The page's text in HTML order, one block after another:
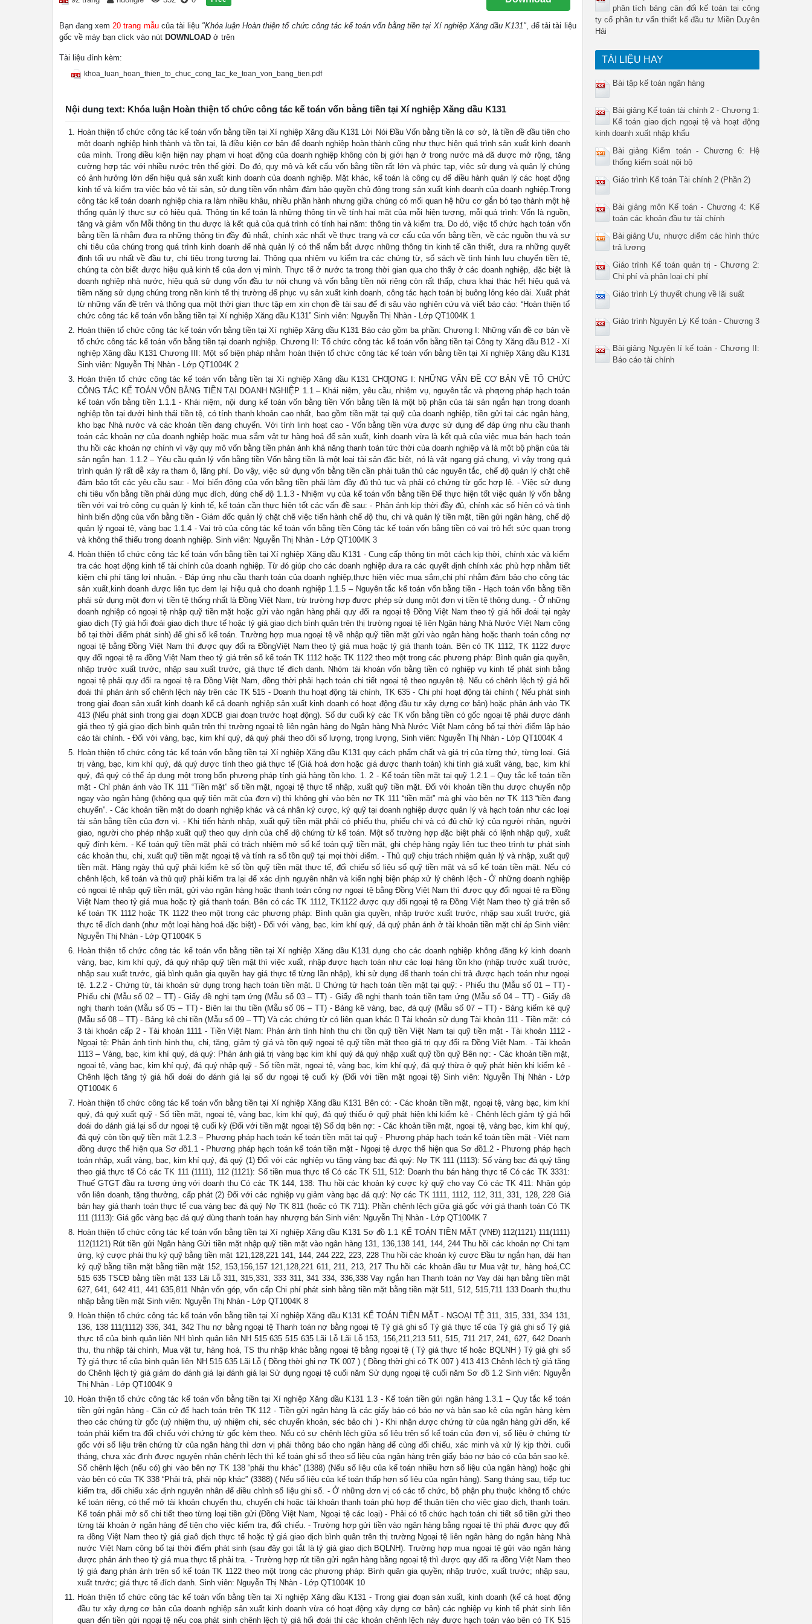
Bạn đang xem20 trang mẫucủa tài liệu "Khóa luận Hoàn thiện tổ chức công tác kế toán vốn bằng tiền tại Xí nghiệp Xăng dầu K131", để tải tài liệu
gốc về máy bạn click vào nút DOWNLOAD ở trên
Tài liệu đính kèm:
khoa_luan_hoan_thien_to_chuc_cong_tac_ke_toan_von_bang_tien.pdf
Nội dung text: Khóa luận Hoàn thiện tổ chức công tác kế toán vốn bằng tiền tại Xí nghiệp Xăng dầu K131
Hoàn thiện tổ chức công tác kế toán vốn bằng tiền tại Xí nghiệp Xăng dầu K131 Lời Nói Đầu Vốn bằng tiền là cơ sở, là tiền đề đầu tiên cho
một doanh nghiệp hình thành và tồn tại, là điều kiện cơ bản để doanh nghiệp hoàn thành cũng như thực hiện quá trình sản xuất kinh doanh
của mình. Trong điều kiện hiện nay phạm vi hoạt động của doanh nghiệp không còn bị giới hạn ở trong nước mà đã được mở rộng, tăng
cường hợp tác với nhiều nước trên thế giới. Do đó, quy mô và kết cấu vốn bằng tiền rất lớn và phức tạp, việc sử dụng và quản lý chúng
có ảnh hưởng lớn đến hiệu quả sản xuất kinh doanh của doanh nghiệp. Mặt khác, kế toán là công cụ để điều hành quản lý các hoạt động
kinh tế và kiểm tra việc bảo vệ tài sản, sử dụng tiền vốn nhằm đảm bảo quyền chủ động trong sản xuất kinh doanh của doanh nghiệp.Trong
công tác kế toán doanh nghiệp chia ra làm nhiều khâu, nhiều phần hành nhưng giữa chúng có mối quan hệ hữu cơ gắn bó tạo thành một hệ
thống quản lý thực sự có hiệu quả. Thông tin kế toán là những thông tin về tính hai mặt của mỗi hiện tượng, mỗi quá trình: Vốn là nguồn,
tăng và giảm vốn Mỗi thông tin thu được là kết quả của quá trình có tính hai năm: thông tin và kiểm tra. Do đó, việc tổ chức hạch toán vốn
bằng tiền là nhằm đưa ra những thông tin đầy đủ nhất, chính xác nhất về thực trạng và cơ cấu của vốn bằng tiền, về các nguồn thu và sự
chi tiêu của chúng trong quá trình kinh doanh để nhà quản lý có thể nắm bắt được những thông tin kinh tế cần thiết, đưa ra những quyết
định tối ưu nhất về đầu tư, chi tiêu trong tương lai. Thông qua nhiệm vụ kiểm tra các chứng từ, sổ sách về tình hình lưu chuyển tiền tệ,
chúng ta còn biết được hiệu quả kinh tế của đơn vị mình. Thực tế ở nước ta trong thời gian qua cho thấy ở các doanh nghiệp, đặc biệt là
doanh nghiệp nhà nước, hiệu quả sử dụng vốn đầu tư nói chung và vốn bằng tiền nói riêng còn rất thấp, chưa khai thác hết hiệu quả và
tiềm năng sử dụng chúng trong nền kinh tế thị trường để phục vụ sản xuất kinh doanh, công tác hạch toán bị buông lỏng kéo dài. Xuất phát
từ những vấn đề trên và thông qua một thời gian thực tập em xin chọn đề tài sau để đi sâu vào nghiên cứu và viết báo cáo: “Hoàn thiện tổ
chức công tác kế toán vốn bằng tiền tại Xí nghiệp Xăng dầu K131” Sinh viên: Nguyễn Thị Nhàn - Lớp QT1004K 1
Hoàn thiện tổ chức công tác kế toán vốn bằng tiền tại Xí nghiệp Xăng dầu K131 Báo cáo gồm ba phần: Chương I: Những vấn đề cơ bản về
tổ chức công tác kế toán vốn bằng tiền tại doanh nghiệp. Chương II: Tổ chức công tác kế toán vốn bằng tiền tại Công ty Xăng dầu B12 - Xí
nghiệp Xăng dầu K131 Chương III: Một số biện pháp nhằm hoàn thiện tổ chức công tác kế toán vốn bằng tiền tại Xí nghiệp Xăng dầu K131
Sinh viên: Nguyễn Thị Nhàn - Lớp QT1004K 2
Hoàn thiện tổ chức công tác kế toán vốn bằng tiền tại Xí nghiệp Xăng dầu K131 CHƢƠNG I: NHỮNG VẤN ĐỀ CƠ BẢN VỀ TỔ CHỨC
CÔNG TÁC KẾ TOÁN VỐN BẰNG TIỀN TẠI DOANH NGHIỆP 1.1 – Khái niệm, yêu cầu, nhiệm vụ, nguyên tắc và phƣơng pháp hạch toán
kế toán vốn bằng tiền 1.1.1 - Khái niệm, nội dung kế toán vốn bằng tiền Vốn bằng tiền là một bộ phận của tài sản ngắn hạn trong doanh
nghiệp tồn tại dưới hình thái tiền tệ, có tính thanh khoản cao nhất, bao gồm tiền mặt tại quỹ của doanh nghiệp, tiền gửi tại các ngân hàng,
kho bạc Nhà nước và các khoản tiền đang chuyển. Với tính linh hoạt cao - Vốn bằng tiền vừa được sử dụng để đáp ứng nhu cầu thanh
toán các khoản nợ của doanh nghiệp hoặc mua sắm vật tư hàng hoá để sản xuất, kinh doanh vừa là kết quả của việc mua bán hạch toán
thu hồi các khoản nợ chính vì vậy quy mô vốn bằng tiền phản ánh khả năng thanh toán tức thời của doanh nghiệp và là một bộ phận của tài
sản ngắn hạn. 1.1.2 – Yêu cầu quản lý vốn bằng tiền Vốn bằng tiền là một loại tài sản đặc biệt, nó là vật ngang giá chung, vì vậy trong quá
trình quản lý rất dễ xảy ra tham ô, lãng phí. Do vậy, việc sử dụng vốn bằng tiền cần phải tuân thủ các nguyên tắc, chế độ quản lý chặt chẽ
đảm bảo tốt các yêu cầu sau: - Mọi biến động của vốn bằng tiền phải làm đầy đủ thủ tục và phải có chứng từ gốc hợp lệ. - Việc sử dụng
chi tiêu vốn bằng tiền phải đúng mục đích, đúng chế độ 1.1.3 - Nhiệm vụ của kế toán vốn bằng tiền Để thực hiện tốt việc quản lý vốn bằng
tiền với vai trò công cụ quản lý kinh tế, kế toán cần thực hiện tốt các vấn đề sau: - Phản ánh kịp thời đầy đủ, chính xác số hiện có và tình
hình biến động của vốn bằng tiền - Giám đốc quản lý chặt chẽ việc tiến hành chế độ thu, chi và quản lý tiền mặt, tiền gửi ngân hàng, chế độ
quản lý ngoại tệ, vàng bạc 1.1.4 - Vai trò của công tác kế toán vốn bằng tiền Công tác kế toán vốn bằng tiền có vai trò hết sức quan trọng
và không thể thiếu trong doanh nghiệp. Sinh viên: Nguyễn Thị Nhàn - Lớp QT1004K 3
Hoàn thiện tổ chức công tác kế toán vốn bằng tiền tại Xí nghiệp Xăng dầu K131 - Cung cấp thông tin một cách kịp thời, chính xác và kiểm
tra các hoạt động kinh tế tài chính của doanh nghiệp. Từ đó giúp cho các doanh nghiệp đưa ra các quyết định chính xác phù hợp nhằm tiết
kiệm chi phí tăng lợi nhuận. - Đáp ứng nhu cầu thanh toán của doanh nghiệp,thực hiện việc mua sắm,chi phí nhằm đảm bảo cho công tác
sản xuất,kinh doanh được liên tục đem lại hiệu quả cho doanh nghiệp 1.1.5 – Nguyên tắc kế toán vốn bằng tiền - Hạch toán vốn bằng tiền
phải sử dụng một đơn vị tiền tệ thống nhất là Đồng Việt Nam, trừ trường hợp được phép sử dụng một đơn vị tiền tệ thông dụng. - Ở những
doanh nghiệp có ngoại tệ nhập quỹ tiền mặt hoặc gửi vào ngân hàng phải quy đổi ra ngoại tệ Đồng Việt Nam theo tỷ giá hối đoái tại ngày
giao dịch (Tỷ giá hối đoái giao dịch thực tế hoặc tỷ giá giao dịch bình quân trên thị trường ngoại tệ liên Ngân hàng Nhà Nước Việt Nam công
bố tại thời điểm phát sinh) để ghi sổ kế toán. Trường hợp mua ngoại tệ về nhập quỹ tiền mặt gửi vào ngân hàng hoặc thanh toán công nợ
ngoại tệ bằng Đồng Việt Nam thì được quy đổi ra ĐồngViệt Nam theo tỷ giá mua hoặc tỷ giá thanh toán. Bên có TK 1112, TK 1122 được
quy đổi ngoại tệ ra đồng Việt Nam theo tỷ giá trên sổ kế toán TK 1112 hoặc TK 1122 theo một trong các phương pháp: Bình quân gia quyền,
nhập trước xuất trước, nhập sau xuất trước, giá thực tế đích danh. Nhóm tài khoản vốn bằng tiền có nghiệp vụ kinh tế phát sinh bằng
ngoại tệ phải quy đổi ra ngoại tệ ra Đồng Việt Nam, đồng thời phải hạch toán chi tiết ngoại tệ theo nguyên tệ. Nếu có chênh lệch tỷ giá hối
đoái thì phản ánh số chênh lệch này trên các TK 515 - Doanh thu hoạt động tài chính, TK 635 - Chi phí hoạt động tài chính ( Nếu phát sinh
trong giai đoạn sản xuất kinh doanh kể cả doanh nghiệp sản xuất kinh doanh có hoạt động đầu tư xây dựng cơ bản) hoặc phản ánh vào TK
413 (Nếu phát sinh trong giai đoạn XDCB giai đoạn trước hoạt động). Số dư cuối kỳ các TK vốn bằng tiền có gốc ngoại tệ phải được đánh
giá theo tỷ giá giao dịch bình quân trên thị trường ngoại tệ liên ngân hàng do Ngân hàng Nhà Nước Việt Nam công bố tại thời điểm lập báo
cáo tài chính. - Đối với vàng, bạc, kim khí quý, đá quý phải theo dõi số lượng, trọng lượng, Sinh viên: Nguyễn Thị Nhàn - Lớp QT1004K 4
Hoàn thiện tổ chức công tác kế toán vốn bằng tiền tại Xí nghiệp Xăng dầu K131 quy cách phẩm chất và giá trị của từng thứ, từng loại. Giá
trị vàng, bạc, kim khí quý, đá quý được tính theo giá thực tế (Giá hoá đơn hoặc giá được thanh toán) khi tính giá xuất vàng, bạc, kim khí
quý, đá quý có thể áp dụng một trong bốn phương pháp tính giá hàng tồn kho. 1. 2 - Kế toán tiền mặt tại quỹ 1.2.1 – Quy tắc kế toán tiền
mặt - Chỉ phản ánh vào TK 111 “Tiền mặt” số tiền mặt, ngoại tệ thực tế nhập, xuất quỹ tiền mặt. Đối với khoản tiền thu được chuyển nộp
ngay vào ngân hàng (không qua quỹ tiên mặt của đơn vị) thì không ghi vào bên nợ TK 111 “tiền mặt” mà ghi vào bên nợ TK 113 “tiền đang
chuyển”. - Các khoản tiền mặt do doanh nghiệp khác và cá nhân ký cược, ký quỹ tại doanh nghiệp được quản lý và hạch toán như các loại
tài sản bằng tiền của đơn vị. - Khi tiến hành nhập, xuất quỹ tiền mặt phải có phiếu thu, phiếu chi và có đủ chữ ký của người nhận, người
giao, người cho phép nhập xuất quỹ theo quy định của chế độ chứng từ kế toán. Một số trường hợp đặc biệt phải có lệnh nhập quỹ, xuất
quỹ đính kèm. - Kế toán quỹ tiền mặt phải có trách nhiệm mở sổ kế toán quỹ tiền mặt, ghi chép hàng ngày liên tục theo trình tự phát sinh
các khoản thu, chi, xuất quỹ tiền mặt ngoại tệ và tính ra số tồn quỹ tại mọi thời điểm. - Thủ quỹ chịu trách nhiệm quản lý và nhập, xuất quỹ
tiền mặt. Hàng ngày thủ quỹ phải kiểm kê số tồn quỹ tiền mặt thực tế, đối chiếu số liệu sổ quỹ tiền mặt và sổ kế toán tiền mặt. Nếu có
chênh lệch, kế toán và thủ quỹ phải kiểm tra lại để xác định nguyên nhân và kiến nghị biện pháp xử lý chênh lệch - Ở những doanh nghiệp
có ngoại tệ nhập quỹ tiền mặt, gửi vào ngân hàng hoặc thanh toán công nợ ngoại tệ bằng Đồng Việt Nam thì được quy đổi ngoại tệ ra Đồng
Việt Nam theo tỷ giá mua hoặc tỷ giá thanh toán. Bên có các TK 1112, TK1122 được quy đổi ngoại tệ ra Đồng Việt Nam theo tỷ giá trên sổ
kế toán TK 1112 hoặc TK 1122 theo một trong các phương pháp: Bình quân gia quyền, nhập trước xuất trước, nhập sau xuất trước, giá
thực tế đích danh (như một loại hàng hoá đặc biệt) - Đối với vàng, bạc, kim khí quý, đá quý phản ánh ở tài khoản tiền mặt chỉ áp Sinh viên:
Nguyễn Thị Nhàn - Lớp QT1004K 5
Hoàn thiện tổ chức công tác kế toán vốn bằng tiền tại Xí nghiệp Xăng dầu K131 dụng cho các doanh nghiệp không đăng ký kinh doanh
vàng, bạc, kim khí quý, đá quý nhập quỹ tiền mặt thì việc xuất, nhập được hạch toán như các loại hàng tồn kho (nhập trước xuất trước,
nhập sau xuất trước, giá bình quân gia quyền hay giá thực tế từng lần nhập), khi sử dụng để thanh toán chi trả được hạch toán như ngoại
tệ. 1.2.2 - Chứng từ, tài khoản sử dụng trong hạch toán tiền mặt.  Chứng từ hạch toán tiền mặt tại quỹ: - Phiếu thu (Mẫu số 01 – TT) -
Phiếu chi (Mẫu số 02 – TT) - Giấy đề nghị tạm ứng (Mẫu số 03 – TT) - Giấy đề nghị thanh toán tiền tạm ứng (Mẫu số 04 – TT) - Giấy đề
nghị thanh toán (Mẫu số 05 – TT) - Biên lai thu tiền (Mẫu số 06 – TT) - Bảng kê vàng, bạc, đá quý (Mẫu số 07 – TT) - Bảng kiểm kê quỹ
(Mẫu số 08 – TT) - Bảng kê chi tiền (Mẫu số 09 – TT) Và các chứng từ có liên quan khác  Tài khoản sử dụng Tài khoản 111 - Tiền mặt: có
3 tài khoản cấp 2 - Tài khoản 1111 - Tiền Việt Nam: Phản ánh tình hình thu chi tồn quỹ tiền Việt Nam tại quỹ tiền mặt - Tài khoản 1112 -
Ngoại tệ: Phản ánh tình hình thu, chi, tăng, giảm tỷ giá và tồn quỹ ngoại tệ quỹ tiền mặt theo giá trị quy đổi ra Đồng Việt Nam. - Tài khoản
1113 – Vàng, bạc, kim khí quý, đá quý: Phản ánh giá trị vàng bạc kim khí quý đá quý nhập xuất quỹ tồn quỹ Bên nợ: - Các khoản tiền mặt,
ngoại tệ, vàng bạc, kim khí quý, đá quý nhập quỹ - Số tiền mặt, ngoại tệ, vàng bạc, kim khí quý, đá quý thừa ở quỹ phát hiện khi kiểm kê -
Chênh lệch tăng tỷ giá hối đoái do đánh giá lại số dư ngoại tệ cuối kỳ (Đối với tiền mặt ngoại tệ) Sinh viên: Nguyễn Thị Nhàn - Lớp
QT1004K 6
Hoàn thiện tổ chức công tác kế toán vốn bằng tiền tại Xí nghiệp Xăng dầu K131 Bên có: - Các khoản tiền mặt, ngoại tệ, vàng bạc, kim khí
quý, đá quý xuất quỹ - Số tiền mặt, ngoại tệ, vàng bạc, kim khí quý, đá quý thiếu ở quỹ phát hiện khi kiểm kê - Chênh lệch giảm tỷ giá hối
đoái do đánh giá lại số dư ngoại tệ cuối kỳ (Đối với tiền mặt ngoại tệ) Số dƣ bên nợ: - Các khoản tiền mặt, ngoại tệ, vàng bạc, kim khí quý,
đá quý còn tồn quỹ tiền mặt 1.2.3 – Phương pháp hạch toán kế toán tiền mặt tại quỹ - Phương pháp hạch toán kế toán tiền mặt - Việt nam
đồng được thể hiện qua Sơ đồ1.1 - Phương pháp hạch toán kế toán tiền mặt - Ngoại tệ được thể hiện qua Sơ đồ1.2 - Phương pháp hạch
toán nhập, xuất vàng, bạc, kim khí quý, đá quý (1) Đối với các nghiệp vụ tăng vàng bạc đá quý: Nợ TK 111 (1113): Số vàng bạc đá quý tăng
theo giá thực tế Có các TK 111 (1111), 112 (1121): Số tiền mua thực tế Có các TK 511, 512: Doanh thu bán hàng thực tế Có các TK 3331:
Thuế GTGT đầu ra tương ứng với doanh thu Có các TK 144, 138: Thu hồi các khoản ký cược ký quỹ cho vay Có các TK 411: Nhận góp
vốn liên doanh, tặng thưởng, cấp phát (2) Đối với các nghiệp vụ giảm vàng bạc đá quý: Nợ các TK 1111, 1112, 112, 311, 331, 128, 228 Giá
bán hay giá thanh toán thực tế cua vàng bạc đá quý Nợ TK 811 (hoặc có TK 711): Phần chênh lệch giữa giá gốc với giá thanh toán Có TK
111 (1113): Giá gốc vàng bạc đá quý dùng thanh toán hay nhượng bán Sinh viên: Nguyễn Thị Nhàn - Lớp QT1004K 7
Hoàn thiện tổ chức công tác kế toán vốn bằng tiền tại Xí nghiệp Xăng dầu K131 Sơ đồ 1.1 KẾ TOÁN TIỀN MẶT (VNĐ) 112(1121) 111(1111)
112(1121) Rút tiền gửi Ngân hàng Gửi tiền mặt nhập quỹ tiền mặt vào ngân hàng 131, 136,138 141, 144, 244 Thu hồi các khoản nợ Chi tạm
ứng, ký cược phải thu ký quỹ bằng tiền mặt 121,128,221 141, 144, 244 222, 223, 228 Thu hồi các khoản ký cược Đầu tư ngắn hạn, dài hạn
ký quỹ bằng tiền mặt bằng tiền mặt 152, 153,156,157 121,128,221 611, 211, 213, 217 Thu hồi các khoản đầu tư Mua vật tư, hàng hoá,CC
515 635 TSCĐ bằng tiền mặt 133 Lãi Lỗ 311, 315,331, 333 311, 341 334, 336,338 Vay ngắn hạn Thanh toán nợ Vay dài hạn bằng tiền mặt
627, 641, 642 411, 441 635,811 Nhận vốn góp, vốn cấp Chi phí phát sinh bằng tiền mặt bằng tiền mặt 511, 512, 515,711 133 Doanh thu,thu
nhập bằng tiền mặt Sinh viên: Nguyễn Thị Nhàn - Lớp QT1004K 8
Hoàn thiện tổ chức công tác kế toán vốn bằng tiền tại Xí nghiệp Xăng dầu K131 KẾ TOÁN TIỀN MẶT - NGOẠI TỆ 311, 315, 331, 334 131,
136, 138 111(1112) 336, 341, 342 Thu nợ bằng ngoại tệ Thanh toán nợ bằng ngoại tệ Tỷ giá ghi sổ Tỷ giá thực tế của Tỷ giá ghi sổ Tỷ giá
thực tế của bình quân liên NH bình quân liên NH 515 635 515 635 Lãi Lỗ Lãi Lỗ 153, 156,211,213 511, 515, 711 217, 241, 627, 642 Doanh
thu, thu nhập tài chính, Mua vật tư, hàng hoá, TS thu nhập khác bằng ngoại tệ bằng ngoại tệ ( Tỷ giá thực tế hoặc BQLNH ) Tỷ giá ghi sổ
Tỷ giá thực tế của bình quân liên NH 515 635 Lãi Lỗ ( Đồng thời ghi nợ TK 007 ) ( Đồng thời ghi có TK 007 ) 413 413 Chênh lệch tỷ giá tăng
do Chênh lệch tỷ giá giảm do đánh giá lại đánh giá lại Sử dụng ngoại tệ cuối năm Sử dụng ngoại tệ cuối năm Sơ đồ 1.2 Sinh viên: Nguyễn
Thị Nhàn - Lớp QT1004K 9
Hoàn thiện tổ chức công tác kế toán vốn bằng tiền tại Xí nghiệp Xăng dầu K131 1.3 - Kế toán tiền gửi ngân hàng 1.3.1 – Quy tắc kế toán
tiền gửi ngân hàng - Căn cứ để hạch toán trên TK 112 - Tiền gửi ngân hàng là các giấy báo có báo nợ và bản sao kê của ngân hàng kèm
theo các chứng từ gốc (uỷ nhiệm thu, uỷ nhiệm chi, séc chuyển khoản, séc bảo chi ) - Khi nhận được chứng từ của ngân hàng gửi đến, kế
toán phải kiểm tra đối chiếu với chứng từ gốc kèm theo. Nếu có sự chênh lệch giữa số liệu trên sổ kế toán của đơn vị, số liệu ở chứng từ
gốc với số liệu trên chứng từ của ngân hàng thì đơn vị phải thông báo cho ngân hàng để cùng đối chiếu, xác minh và xử lý kịp thời. cuối
tháng, chưa xác định được nguyên nhân chênh lệch thì kế toán ghi sổ theo số liệu của ngân hàng trên giấy báo nợ báo có của bản sao kê.
Số chênh lệch (nếu có) ghi vào bên nợ TK 138 “phải thu khác” (1388) (Nếu số liệu của kế toán nhiều hơn số liệu của ngân hàng) hoặc ghi
vào bên có của TK 338 “Phải trả, phải nộp khác” (3388) ( Nếu số liệu của kế toán thấp hơn số liệu của ngân hàng). Sang tháng sau, tiếp tục
kiểm tra, đối chiếu xác định nguyên nhân để điều chỉnh số liệu ghi sổ. - Ở những đơn vị có các tổ chức, bộ phận phụ thuộc không tổ chức
kế toán riêng, có thể mở tài khoản chuyển thu, chuyển chi hoặc tài khoản thanh toán phù hợp để thuận tiện cho việc giao dịch, thanh toán.
Kế toán phải mở sổ chi tiết theo từng loại tiền gửi (Đồng Việt Nam, Ngoại tệ các loại) - Phải có tổ chức hạch toán chi tiết sổ tiền gửi theo
từng tài khoản ở ngân hàng để tiện cho việc kiểm tra, đối chiếu. - Trường hợp gửi tiền vào ngân hàng bằng ngoại tệ thì phải được quy đổi
ra đồng Việt Nam theo tỷ giá giaô dịch thực tế hoặc tỷ giá giao dịch bình quân trên thị trường Ngoại tệ liên ngân hàng do ngân hàng Nhà
nước Việt Nam công bố tại thời điểm phát sinh (sau đây gọi tắt là tỷ giá giao dịch BQLNH). Trường hợp mua ngoại tệ gửi vào ngân hàng
được phản ánh theo tỷ giá mua thực tế phải tra. - Trường hợp rút tiền gửi ngân hàng bằng ngoại tệ thì được quy đổi ra đồng Việt Nam theo
tỷ giá đang phản ánh trên sổ kế toán TK 1122 theo một trong các phương pháp: Bình quân gia quyền; nhập trước, xuất trước; nhập sau,
xuất trước; giá thực tế đích danh. Sinh viên: Nguyễn Thị Nhàn - Lớp QT1004K 10
Hoàn thiện tổ chức công tác kế toán vốn bằng tiền tại Xí nghiệp Xăng dầu K131 - Trong giai đoạn sản xuất, kinh doanh (kể cả hoạt động
đầu tư xây dựng cơ bản của doanh nghiệp sản xuất kinh doanh vừa có hoạt động xây dựng cơ bản) các nghiệp vụ kinh tế phát sinh liên
quan đến tiền gửi ngoại tệ nếu coa phát sinh chênh lệch tỷ giá hối đoái thì các khoản chênh lệch này được hạch toán vào bên có TK 515
phân tích bảng cân đối kế toán tại công
ty cổ phần tư vấn thiết kế đầu tư Miền Duyên
Hải
TÀI LIỆU HAY
Bài tập kế toán ngân hàng
Bài giảng Kế toán tài chính 2 - Chương 1:
Kế toán giao dịch ngoại tệ và hoạt động
kinh doanh xuất nhập khẩu
Bài giảng Kiểm toán - Chương 6: Hệ
thống kiểm soát nội bộ
Giáo trình Kế toán Tài chính 2 (Phần 2)
Bài giảng môn Kế toán - Chương 4: Kế
toán các khoản đầu tư tài chính
Bài giảng Ưu, nhược điểm các hình thức
trả lương
Giáo trình Kế toán quản trị - Chương 2:
Chi phí và phân loại chi phí
Giáo trình Lý thuyết chung về lãi suất
Giáo trình Nguyên Lý Kế toán - Chương 3
Bài giảng Nguyên lí kế toán - Chương II:
Báo cáo tài chính